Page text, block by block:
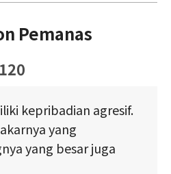
Pemanas
120
kepribadian agresif.
yang
yang besar juga